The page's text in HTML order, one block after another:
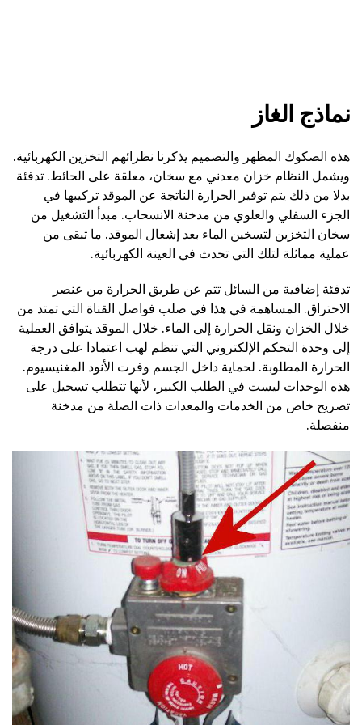
نماذج الغاز
هذه الصكوك المظهر والتصميم يذكرنا نظرائهم التخزين الكهربائية.
ويشمل النظام خزان معدني مع سخان، معلقة على الحائط. تدفئة
بدلا من ذلك يتم توفير الحرارة الناتجة عن الموقد تركيبها في
الجزء السفلي والعلوي من مدخنة الانسحاب. مبدأ التشغيل من
سخان التخزين لتسخين الماء بعد إشعال الموقد. ما تبقى من
عملية مماثلة لتلك التي تحدث في العينة الكهربائية.
تدفئة إضافية من السائل تتم عن طريق الحرارة من عنصر
الاحتراق. المساهمة في هذا في صلب فواصل القناة التي تمتد من
خلال الخزان ونقل الحرارة إلى الماء. خلال الموقد يتوافق العملية
إلى وحدة التحكم الإلكتروني التي تنظم لهب اعتمادا على درجة
الحرارة المطلوبة. لحماية داخل الجسم وفرت الأنود المغنيسيوم.
هذه الوحدات ليست في الطلب الكبير، لأنها تتطلب تسجيل على
تصريح خاص من الخدمات والمعدات ذات الصلة من مدخنة
منفصلة.